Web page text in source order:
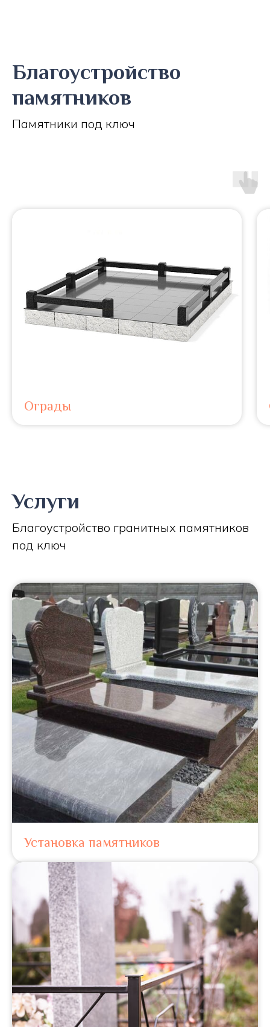
Благоустройство
памятников
Памятники под ключ
Ограды
Услуги
Благоустройство гранитных памятников
под ключ
Установка памятников